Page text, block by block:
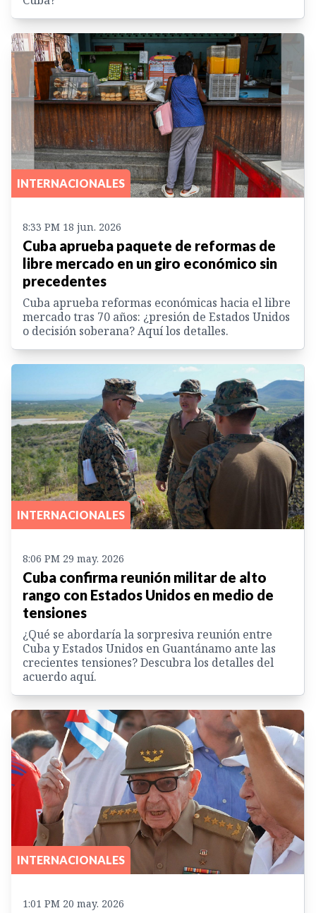
INTERNACIONALES
8:33 PM 18 jun. 2026
Cuba aprueba paquete de reformas de
libre mercado en un giro económico sin
precedentes
Cuba aprueba reformas económicas hacia el libre
mercado tras 70 años: ¿presión de Estados Unidos
o decisión soberana? Aquí los detalles.
INTERNACIONALES
8:06 PM 29 may. 2026
Cuba confirma reunión militar de alto
rango con Estados Unidos en medio de
tensiones
¿Qué se abordaría la sorpresiva reunión entre
Cuba y Estados Unidos en Guantánamo ante las
crecientes tensiones? Descubra los detalles del
acuerdo aquí.
INTERNACIONALES
1:01 PM 20 may. 2026